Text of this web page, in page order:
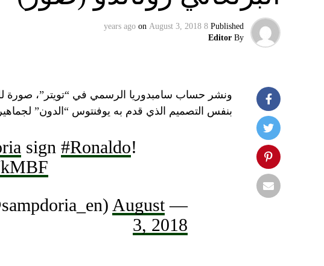
Published
8 years ago
on August 3, 2018
By
Editor
ونشر حساب سامبدوريا الرسمي في “تويتر”، صورة
بنفس التصميم الذي قدم به يوفنتوس “الدون”
sign #Ronaldo!
— Sampdoria English (@sampdoria_en)
August
3, 2018